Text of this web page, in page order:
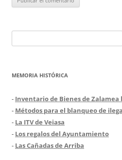
MEMORIA HISTÓRICA
- Inventario de Bienes de Zalamea
- Métodos para el blanqueo de
- La ITV de Veiasa
- Los regalos del Ayuntamiento
- Las Cañadas de Arriba